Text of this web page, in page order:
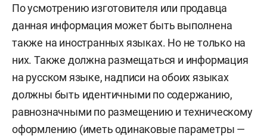
По усмотрению изготовителя или продавца
данная информация может быть выполнена
также на иностранных языках. Но не только на
них. Также должна размещаться и информация
на русском языке, надписи на обоих языках
должны быть идентичными по содержанию,
равнозначными по размещению и техническому
оформлению (иметь одинаковые параметры —